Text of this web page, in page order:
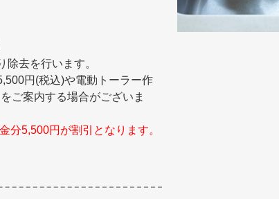
去を行います。
円(税込)や電動トーラー作
ご案内する場合がございま
分5,500円が割引となります。